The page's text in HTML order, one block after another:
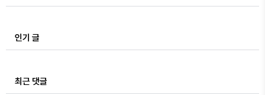
인기 글
최근 댓글